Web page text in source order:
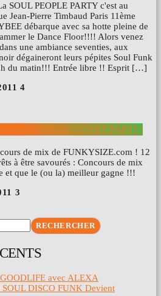
SOUL PEOPLE PARTY c'est au
Jean-Pierre Timbaud Paris 11ème
débarque avec sa hotte pleine de
le Dance Floor!!!! Alors venez
une ambiance seventies, aux
dégaineront leurs pépites Soul Funk
du matin!!! Entrée libre !! Esprit […]
4
FUNKYSIZE : C’EST PARTI !
de mix de FUNKYSIZE.com ! 12
à être savourés : Concours de mix
et que le (ou la) meilleur gagne !!!
3
RECHERCHER
avec ALEXA
DISCO FUNK Devient